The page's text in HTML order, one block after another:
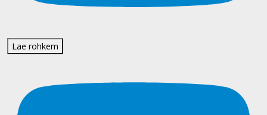
Lae rohkem